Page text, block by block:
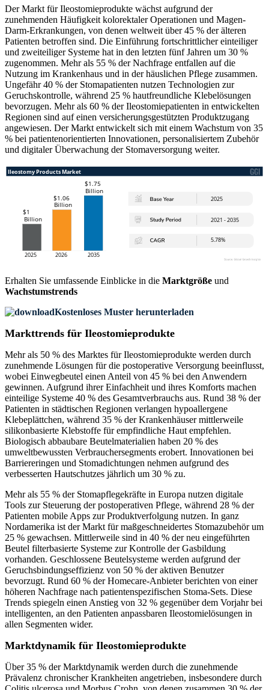
Der Markt für Ileostomieprodukte wächst aufgrund der
zunehmenden Häufigkeit kolorektaler Operationen und Magen-
Darm-Erkrankungen, von denen weltweit über 45 % der älteren
Patienten betroffen sind. Die Einführung fortschrittlicher einteiliger
und zweiteiliger Systeme hat in den letzten fünf Jahren um 30 %
zugenommen. Mehr als 55 % der Nachfrage entfallen auf die
Nutzung im Krankenhaus und in der häuslichen Pflege zusammen.
Ungefähr 40 % der Stomapatienten nutzen Technologien zur
Geruchskontrolle, während 25 % hautfreundliche Klebelösungen
bevorzugen. Mehr als 60 % der Ileostomiepatienten in entwickelten
Regionen sind auf einen versicherungsgestützten Produktzugang
angewiesen. Der Markt entwickelt sich mit einem Wachstum von 35
% bei patientenorientierten Innovationen, personalisiertem Zubehör
und digitaler Überwachung der Stomaversorgung weiter.
Erhalten Sie umfassende Einblicke in die Marktgröße und
Wachstumstrends
Kostenloses Muster herunterladen
Markttrends für Ileostomieprodukte
Mehr als 50 % des Marktes für Ileostomieprodukte werden durch
zunehmende Lösungen für die postoperative Versorgung beeinflusst,
wobei Einwegbeutel einen Anteil von 45 % bei den Anwendern
gewinnen. Aufgrund ihrer Einfachheit und ihres Komforts machen
einteilige Systeme 40 % des Gesamtverbrauchs aus. Rund 38 % der
Patienten in städtischen Regionen verlangen hypoallergene
Klebeplättchen, während 35 % der Krankenhäuser mittlerweile
silikonbasierte Klebstoffe für empfindliche Haut empfehlen.
Biologisch abbaubare Beutelmaterialien haben 20 % des
umweltbewussten Verbrauchersegments erobert. Innovationen bei
Barriereringen und Stomadichtungen nehmen aufgrund des
verbesserten Hautschutzes jährlich um 30 % zu.
Mehr als 55 % der Stomapflegekräfte in Europa nutzen digitale
Tools zur Steuerung der postoperativen Pflege, während 28 % der
Patienten mobile Apps zur Produktverfolgung nutzen. In ganz
Nordamerika ist der Markt für maßgeschneidertes Stomazubehör um
25 % gewachsen. Mittlerweile sind in 40 % der neu eingeführten
Beutel filterbasierte Systeme zur Kontrolle der Gasbildung
vorhanden. Geschlossene Beutelsysteme werden aufgrund der
Geruchsbindungseffizienz von 50 % der aktiven Benutzer
bevorzugt. Rund 60 % der Homecare-Anbieter berichten von einer
höheren Nachfrage nach patientenspezifischen Stoma-Sets. Diese
Trends spiegeln einen Anstieg von 32 % gegenüber dem Vorjahr bei
intelligenten, an den Patienten anpassbaren Ileostomielösungen in
allen Segmenten wider.
Marktdynamik für Ileostomieprodukte
Über 35 % der Marktdynamik werden durch die zunehmende
Prävalenz chronischer Krankheiten angetrieben, insbesondere durch